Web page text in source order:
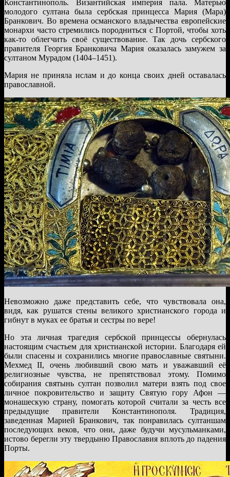
Константинополь. Византийская империя пала. Матерью
молодого султана была сербская принцесса Мария (Мара)
Бранкович. Во времена османского владычества европейские
монархи часто стремились породниться с Портой, чтобы хоть
как-то облегчить своё существование. Так дочь сербского
правителя Георгия Бранковича Мария оказалась замужем за
султаном Мурадом (1404–1451).
Мария не приняла ислам и до конца своих дней оставалась
православной.
Невозможно даже представить себе, что чувствовала она,
видя, как рушатся стены великого христианского города и
гибнут в муках ее братья и сестры по вере!
Но эта личная трагедия сербской принцессы обернулась
настоящим счастьем для христианской истории. Благодаря ей
были спасены и сохранились многие православные святыни.
Мехмед II, очень любивший свою мать и уважавший её
религиозные чувства, не препятствовал этому. Помимо
собирания святынь султан позволил матери взять под свое
личное покровительство и защиту Святую гору Афон —
монашескую страну, помогать которой считали за честь все
предыдущие правители Константинополя. Традиция,
заведенная Марией Бранкович, так понравилась султаншам
последующих веков, что они, даже будучи мусульманками,
истово берегли эту твердыню Православия вплоть до падения
Порты.